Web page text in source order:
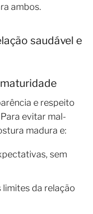
ambos.
saudável e
e respeito
evitar mal-
madura e:
sem
da relação